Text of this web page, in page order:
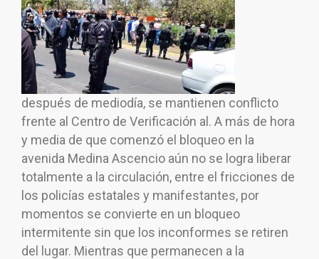
después de mediodía, se mantienen conflicto
frente al Centro de Verificación al. A más de hora
y media de que comenzó el bloqueo en la
avenida Medina Ascencio aún no se logra liberar
totalmente a la circulación, entre el fricciones de
los policías estatales y manifestantes, por
momentos se convierte en un bloqueo
intermitente sin que los inconformes se retiren
del lugar. Mientras que permanecen a la